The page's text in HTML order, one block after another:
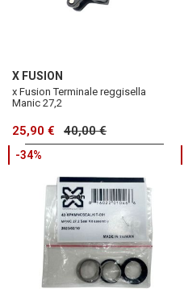
X FUSION
x Fusion Terminale reggisella
Manic 27,2
25,90 € 40,00 €
-34%